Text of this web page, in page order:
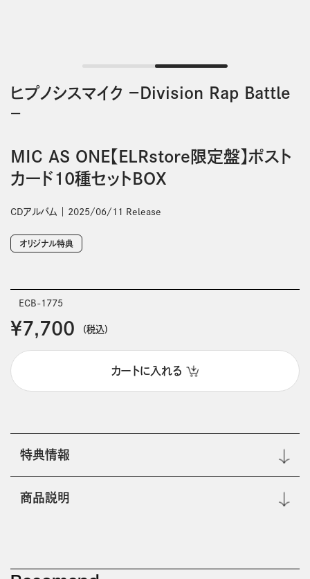
ヒプノシスマイク －Division Rap Battle
－
MIC AS ONE【ELRstore限定盤】ポスト
カード10種セットBOX
CDアルバム 2025/06/11 Release
オリジナル特典
ECB-1775
￥7,700 (税込)
カートに入れる
特典情報
商品説明